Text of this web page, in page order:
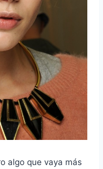
algo que vaya más